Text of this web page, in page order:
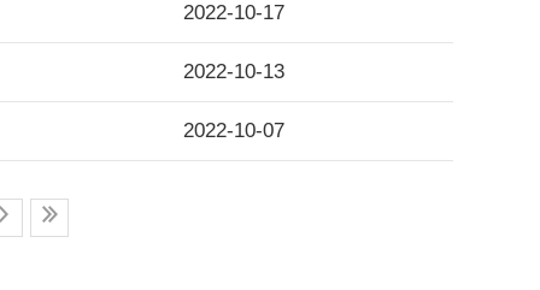
2022-10-17
2022-10-13
2022-10-07